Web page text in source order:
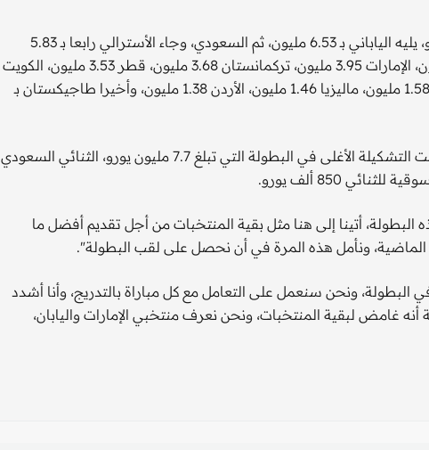
ويتصدر المنتخب الكوري الجنوبي القائمة بـ17 مليون يورو، يليه الياباني بـ 6.53 مليون، ثم السعودي، وجاء الأسترالي رابعا بـ 5.83
مليون، أوزبكستان المضيفة بـ 4.9 مليون، إيران 4.73 مليون، الإمارات 3.95 مليون، تركمانستان 3.68 مليون، قطر 3.53 مليون، الكويت
3.28 مليون، تايلاند 3.25 مليون، العراق 1.7 مليون، فيتنام 1.58 مليون، ماليزيا 1.46 مليون، الأردن 1.38 مليون، وأخيرا طاجيكستان بـ
وجاء تركي العمار ثالث أغلى لاعب في البطولة، فيما ضمت التشكيلة الأغلى في البطولة التي تبلغ 7.7 مليون يورو، الثنائي السعودي
850 ألف يورو.
أتينا إلى هنا مثل بقية المنتخبات من أجل تقديم أفضل ما
الماضية، ونأمل هذه المرة في أن نحصل على لقب البطولة".
ونحن سنعمل على التعامل مع كل مباراة بالتدريج، وأنا أشدد
غامض لبقية المنتخبات، ونحن نعرف منتخبي الإمارات واليابان،